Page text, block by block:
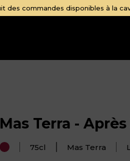
Mas Terra - Après
75cl Mas Terra